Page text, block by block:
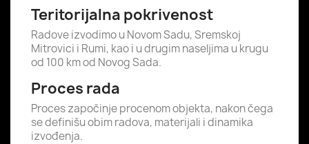
Teritorijalna pokrivenost
Radove izvodimo u Novom Sadu, Sremskoj
Mitrovici i Rumi, kao i u drugim naseljima u krugu
od 100 km od Novog Sada.
Proces rada
Proces započinje procenom objekta, nakon čega
se definišu obim radova, materijali i dinamika
izvođenja.